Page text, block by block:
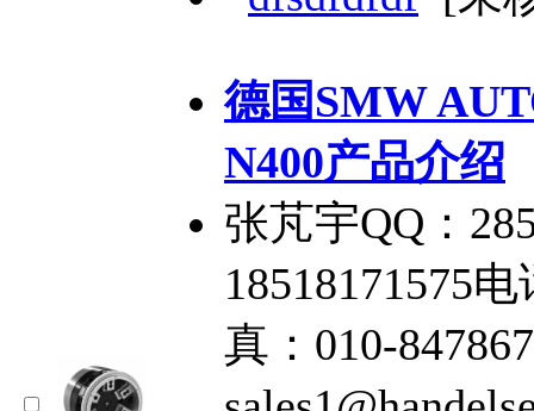
德国SMW
N400产品介绍
张芃宇QQ：
18518171575
真：010-